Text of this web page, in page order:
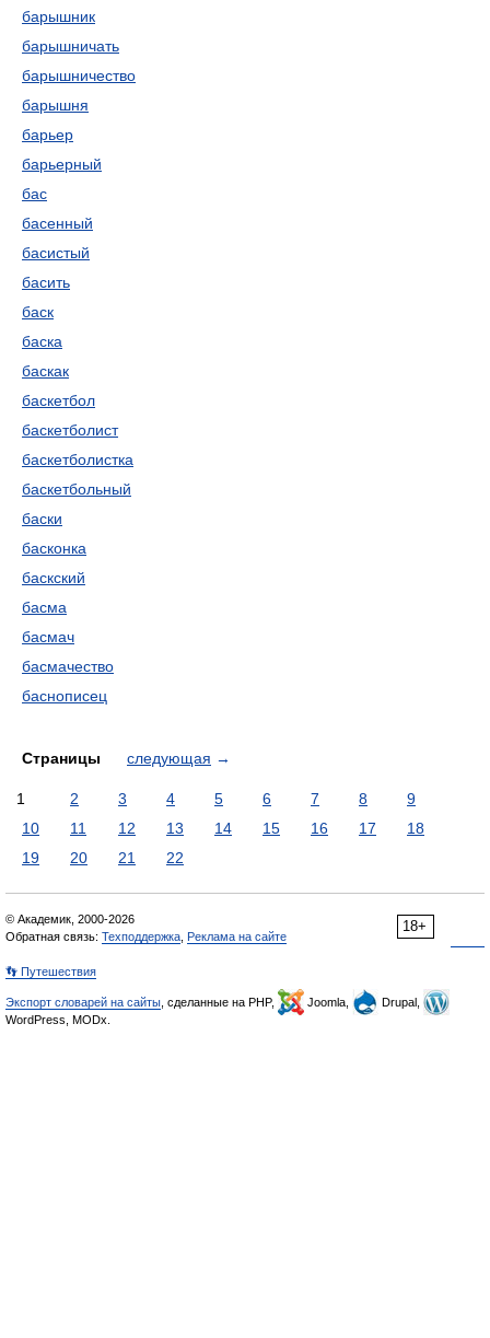
барышник
барышничать
барышничество
барышня
барьер
барьерный
бас
басенный
басистый
басить
баск
баска
баскак
баскетбол
баскетболист
баскетболистка
баскетбольный
баски
басконка
баскский
басма
басмач
басмачество
баснописец
Страницы следующая →
1 2 3 4 5 6 7 8
9
10
11 12 13 14 15 16 17
18
19
20 21 22
18+
© Академик, 2000-2026
Обратная связь: Техподдержка Реклама на сайте
👣 Путешествия
Экспорт словарей на сайты , сделанные на PHP, Joomla,
Drupal,
WordPress, MODx.